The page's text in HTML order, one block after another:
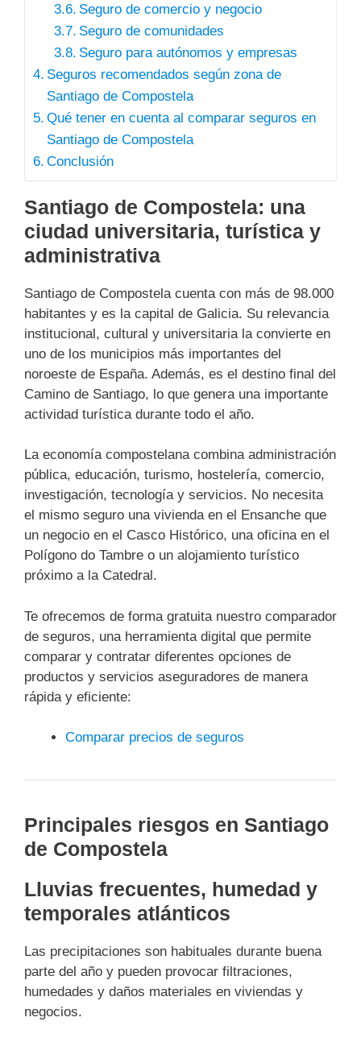
Seguro de comercio y negocio
Seguro de comunidades
Seguro para autónomos y empresas
Seguros recomendados según zona de
Santiago de Compostela
Qué tener en cuenta al comparar seguros en
Santiago de Compostela
Conclusión
Santiago de Compostela: una
ciudad universitaria, turística y
administrativa
Santiago de Compostela cuenta con más de 98.000
habitantes y es la capital de Galicia. Su relevancia
institucional, cultural y universitaria la convierte en
uno de los municipios más importantes del
noroeste de España. Además, es el destino final del
Camino de Santiago, lo que genera una importante
actividad turística durante todo el año.
La economía compostelana combina administración
pública, educación, turismo, hostelería, comercio,
investigación, tecnología y servicios. No necesita
el mismo seguro una vivienda en el Ensanche que
un negocio en el Casco Histórico, una oficina en el
Polígono do Tambre o un alojamiento turístico
próximo a la Catedral.
Te ofrecemos de forma gratuita nuestro comparador
de seguros, una herramienta digital que permite
comparar y contratar diferentes opciones de
productos y servicios aseguradores de manera
rápida y eficiente:
Comparar precios de seguros
Principales riesgos en Santiago
de Compostela
Lluvias frecuentes, humedad y
temporales atlánticos
Las precipitaciones son habituales durante buena
parte del año y pueden provocar filtraciones,
humedades y daños materiales en viviendas y
negocios.